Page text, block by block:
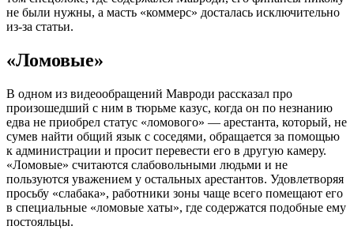
не были нужны, а масть «коммерс» досталась исключительно
из-за статьи.
«Ломовые»
В одном из видеообращений Мавроди рассказал про
произошедший с ним в тюрьме казус, когда он по незнанию
едва не приобрел статус «ломового» — арестанта, который, не
сумев найти общий язык с соседями, обращается за помощью
к администрации и просит перевести его в другую камеру.
«Ломовые» считаются слабовольными людьми и не
пользуются уважением у остальных арестантов. Удовлетворяя
просьбу «слабака», работники зоны чаще всего помещают его
в специальные «ломовые хаты», где содержатся подобные ему
постояльцы.